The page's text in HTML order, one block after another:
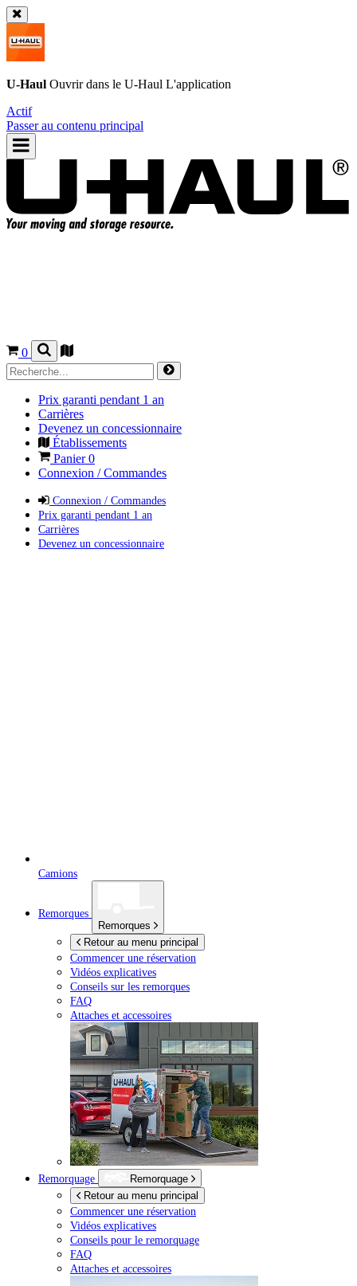
U-Haul Ouvrir dans le U-Haul L'application
Actif
Passer au contenu principal
0
Prix garanti pendant 1 an
Carrières
Devenez un concessionnaire
Établissements
Panier0
Connexion / Commandes
Connexion / Commandes
Prix garanti pendant 1 an
Carrières
Devenez un concessionnaire
Camions
Remorques
Remorques
Retour au menu principal
Commencer une réservation
Vidéos explicatives
Conseils sur les remorques
FAQ
Attaches et accessoires
Remorquage
Remorquage
Retour au menu principal
Commencer une réservation
Vidéos explicatives
Conseils pour le remorquage
FAQ
Attaches et accessoires